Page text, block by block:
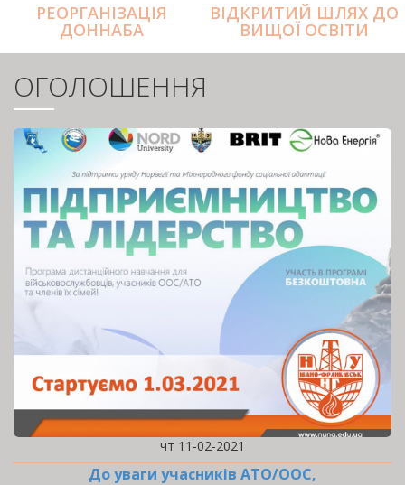
РЕОРГАНІЗАЦІЯ
ДОННАБА
ВІДКРИТИЙ ШЛЯХ ДО
ВИЩОЇ ОСВІТИ
ОГОЛОШЕННЯ
чт 11-02-2021
До уваги учасників АТО/ООС,